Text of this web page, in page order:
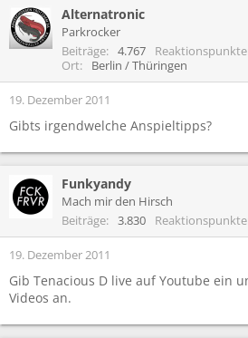
Alternatronic
Parkrocker
Beiträge
4.767 Reaktionspunkte
Ort
Berlin / Thüringen
19. Dezember 2011
Gibts irgendwelche Anspieltipps?
Funkyandy
Mach mir den Hirsch
Beiträge
3.830 Reaktionspunkte
19. Dezember 2011
Gib Tenacious D live auf Youtube ein
Videos an.